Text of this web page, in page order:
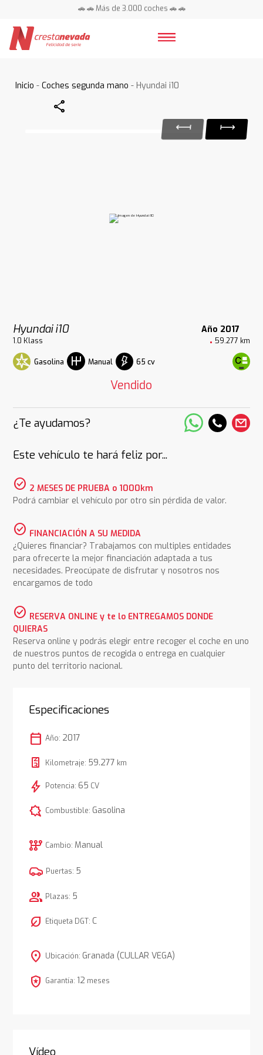
🚗 🚗 Más de 3.000 coches 🚗 🚗
Inicio -Coches segunda mano - Hyundai i10
Share
Hyundai i10 Año 2017
1.0 Klass 59.277 km
Gasolina Manual 65 cv
Vendido
¿Te ayudamos?
Este vehículo te hará feliz por...
check_circle 2 MESES DE PRUEBA o 1000km
Podrá cambiar el vehículo por otro sin pérdida de valor.
check_circle FINANCIACIÓN A SU MEDIDA
¿Quieres financiar? Trabajamos con multiples entidades
para ofrecerte la mejor financiación adaptada a tus
necesidades. Preocúpate de disfrutar y nosotros nos
encargamos de todo
check_circle RESERVA ONLINE y te lo ENTREGAMOS DONDE
QUIERAS
Reserva online y podrás elegir entre recoger el coche en uno
de nuestros puntos de recogida o entrega en cualquier
punto del territorio nacional.
Especificaciones
calendar_today Año: 2017
Kilometraje: 59.277 km
bolt Potencia: 65 CV
comic_bubble Combustible: Gasolina
auto_transmission Cambio: Manual
Puertas: 5
group Plazas: 5
nest_eco_leaf Etiqueta DGT: C
location_on Ubicación: Granada (CULLAR VEGA)
local_police Garantía: 12 meses
Vídeo